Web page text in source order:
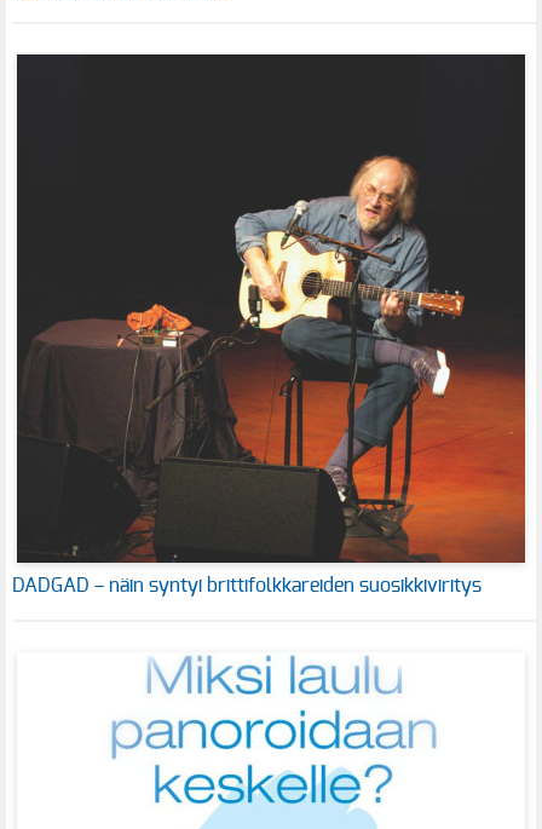
DADGAD – näin syntyi brittifolkkareiden suosikkiviritys